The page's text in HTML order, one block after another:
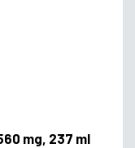
mg, 237 ml